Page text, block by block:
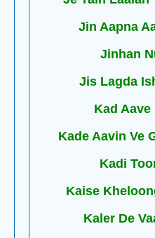
Jin Aapna
Jinhan
Jis Lagda
Kad Aave
Kade Aavin Ve
Kadi
Kaise
Kaler De